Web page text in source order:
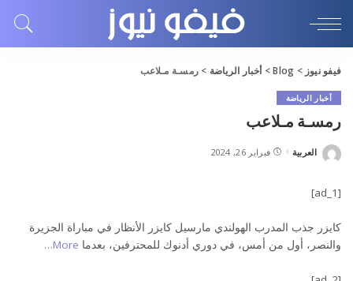
فيفو نيوز >
Blog
> أخبار الرياضة > رمسـة مـلاعب
أخبار الرياضة
رمسـة مـلاعب
Posted
العربية فبراير 26, 2024
[ad_1]
كايزر جذب المدرب الهولندي مارسيل كايزر الأنظار في مباراة الجزيرة
والنصر، أول من أمس، في دوري أدنوك للمحترفين، بعدما More…